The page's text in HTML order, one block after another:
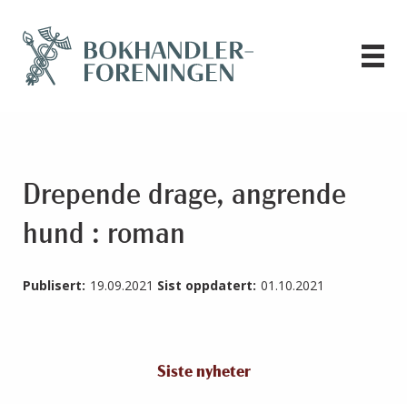
Drepende drage, angrende
hund : roman
Publisert: 19.09.2021 Sist oppdatert: 01.10.2021
Siste nyheter